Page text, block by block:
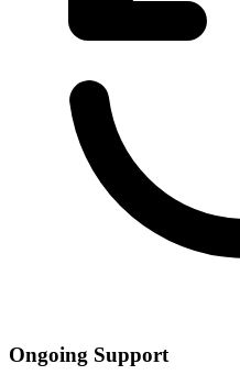
Ongoing Support